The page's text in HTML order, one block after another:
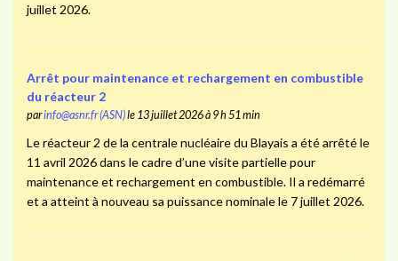
juillet 2026.
Arrêt pour maintenance et rechargement en combustible
du réacteur 2
parinfo@asnr.fr (ASN)le 13 juillet 2026 à 9 h 51 min
Le réacteur 2 de la centrale nucléaire du Blayais a été arrêté le
11 avril 2026 dans le cadre d’une visite partielle pour
maintenance et rechargement en combustible. Il a redémarré
et a atteint à nouveau sa puissance nominale le 7 juillet 2026.